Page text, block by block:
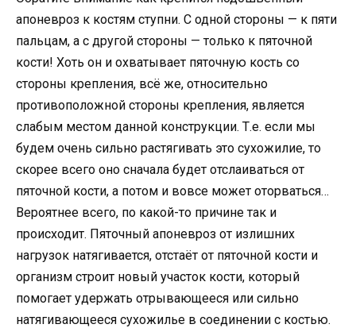
апоневроз к костям ступни. С одной стороны — к пяти
пальцам, а с другой стороны — только к пяточной
кости! Хоть он и охватывает пяточную кость со
стороны крепления, всё же, относительно
противоположной стороны крепления, является
слабым местом данной конструкции. Т.е. если мы
будем очень сильно растягивать это сухожилие, то
скорее всего оно сначала будет отслаиваться от
пяточной кости, а потом и вовсе может оторваться…
Вероятнее всего, по какой-то причине так и
происходит. Пяточный апоневроз от излишних
нагрузок натягивается, отстаёт от пяточной кости и
организм строит новый участок кости, который
помогает удержать отрывающееся или сильно
натягивающееся сухожилье в соединении с костью.